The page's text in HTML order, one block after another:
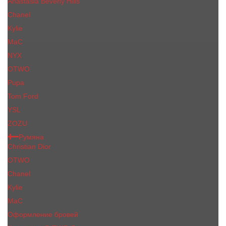
Chanel
Kylie
MaC
NYX
OTWO
Pupa
Tom Ford
YSL
ZOZU
Румяна
Christian Dior
OTWO
Сhanеl
Kylie
MaC
Оформление бровей